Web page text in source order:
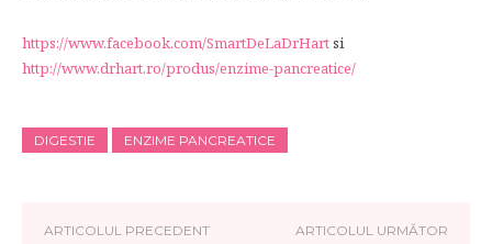
https://www.facebook.com/SmartDeLaDrHartsi
http://www.drhart.ro/produs/enzime-pancreatice/
DIGESTIE ENZIME PANCREATICE
ARTICOLUL PRECEDENT ARTICOLUL URMĂTOR